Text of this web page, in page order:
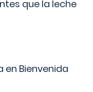
que la leche
Bienvenida